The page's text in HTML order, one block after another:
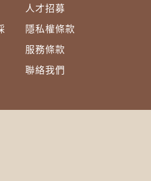
人才招募
隱私權條款
服務條款
聯絡我們